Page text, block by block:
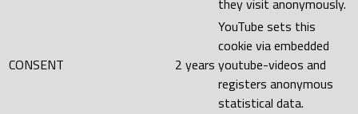
CONSENT 2 years
YouTube sets this
cookie via embedded
youtube-videos and
registers anonymous
statistical data.